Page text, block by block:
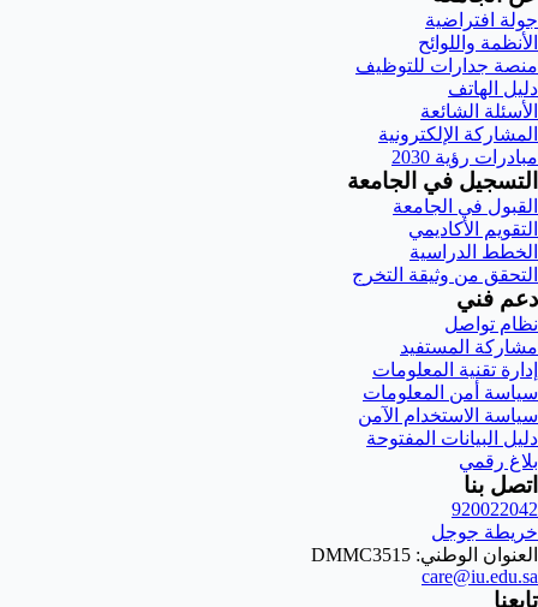
جولة افتراضية
الأنظمة واللوائح
منصة جدارات للتوظيف
دليل الهاتف
الأسئلة الشائعة
المشاركة الإلكترونية
مبادرات رؤية 2030
التسجيل في الجامعة
القبول في الجامعة
التقويم الأكاديمي
الخطط الدراسية
التحقق من وثيقة التخرج
دعم فني
نظام تواصل
مشاركة المستفيد
إدارة تقنية المعلومات
سياسة أمن المعلومات
سياسة الاستخدام الآمن
دليل البيانات المفتوحة
بلاغ رقمي
اتصل بنا
920022042
خريطة جوجل
العنوان الوطني: DMMC3515
care@iu.edu.sa
تابعنا